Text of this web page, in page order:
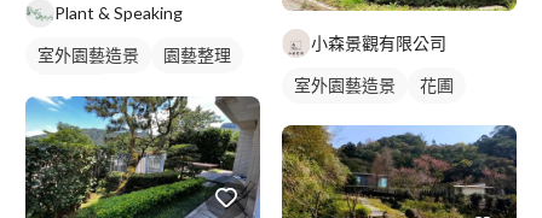
Plant & Speaking
室外園藝造景
園藝整理
小森景觀有限公司
室外園藝造景 花圃